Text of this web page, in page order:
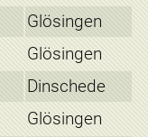
Glösingen
Glösingen
Dinschede
Glösingen